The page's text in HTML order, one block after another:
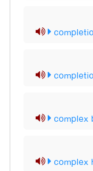
complex
complex